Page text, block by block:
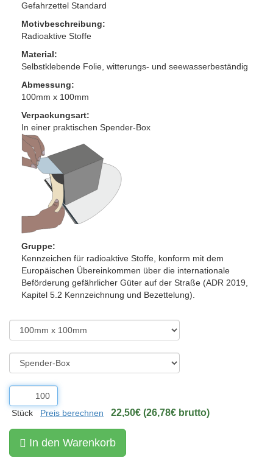
Gefahrzettel Standard
Motivbeschreibung:
Radioaktive Stoffe
Material:
Selbstklebende Folie, witterungs- und seewasserbeständig
Abmessung:
100mm x 100mm
Verpackungsart:
In einer praktischen Spender-Box
Gruppe:
Kennzeichen für radioaktive Stoffe, konform mit dem
Europäischen Übereinkommen über die internationale
Beförderung gefährlicher Güter auf der Straße (ADR 2019,
Kapitel 5.2 Kennzeichnung und Bezettelung).
Stück Preis berechnen 22,50€ (26,78€ brutto)
In den Warenkorb